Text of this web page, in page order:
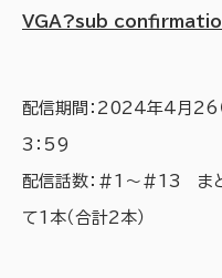
配信期間：2024年4月26
3：59
配信話数：＃1～＃13
て1本（合計2本）